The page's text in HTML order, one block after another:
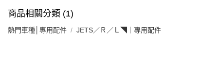
商品相關分類 (1)
熱門車種│專用配件 JETS／Ｒ／Ｌ◥｜專用配件